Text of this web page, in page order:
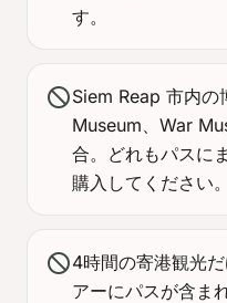
す。
blockSiem Reap 市内
Museum、War
合。どれもパスに
購入してください。
block4時間の寄港観光
アーにパスが含ま